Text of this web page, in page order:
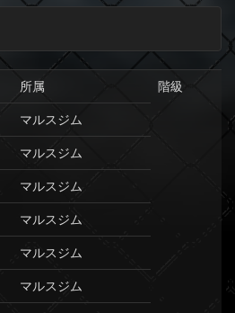
所属
階級
マルスジム
マルスジム
マルスジム
マルスジム
マルスジム
マルスジム